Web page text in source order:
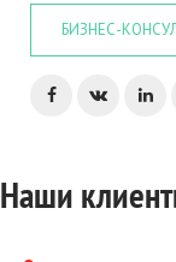
БИЗНЕС-
Наши